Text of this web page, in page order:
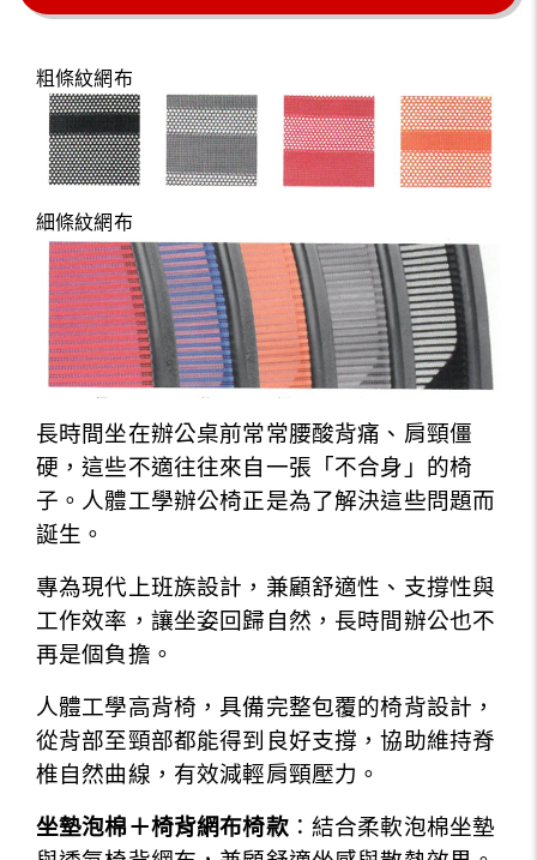
粗條紋網布
細條紋網布
長時間坐在辦公桌前常常腰酸背痛、肩頸僵
硬，這些不適往往來自一張「不合身」的椅
子。人體工學辦公椅正是為了解決這些問題而
誕生。
專為現代上班族設計，兼顧舒適性、支撐性與
工作效率，讓坐姿回歸自然，長時間辦公也不
再是個負擔。
人體工學高背椅，具備完整包覆的椅背設計，
從背部至頸部都能得到良好支撐，協助維持脊
椎自然曲線，有效減輕肩頸壓力。
坐墊泡棉＋椅背網布椅款：結合柔軟泡棉坐墊